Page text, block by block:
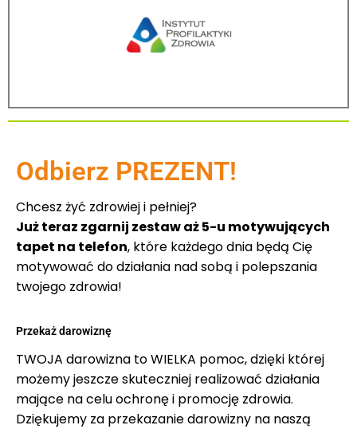
Odbierz PREZENT!
Chcesz żyć zdrowiej i pełniej?
Już teraz zgarnij zestaw aż 5-u motywujących
tapet na telefon, które każdego dnia będą Cię
motywować do działania nad sobą i polepszania
twojego zdrowia!
Przekaż darowiznę
TWOJA darowizna to WIELKA pomoc, dzięki której
możemy jeszcze skuteczniej realizować działania
mające na celu ochronę i promocję zdrowia.
Dziękujemy za przekazanie darowizny na naszą